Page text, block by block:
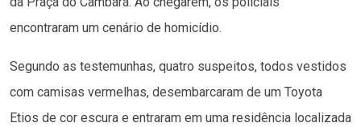
encontraram um cenário de homicídio.
Segundo as testemunhas, quatro suspeitos, todos vestidos
com camisas vermelhas, desembarcaram de um Toyota
Etios de cor escura e entraram em uma residência localizada